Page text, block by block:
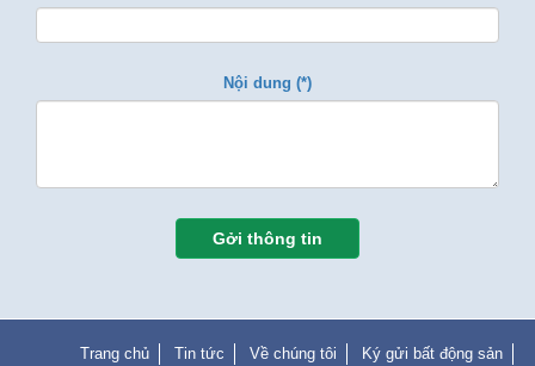
Nội dung (*)
Gởi thông tin
Trang chủ Tin tức Về chúng tôi Ký gửi bất động sản